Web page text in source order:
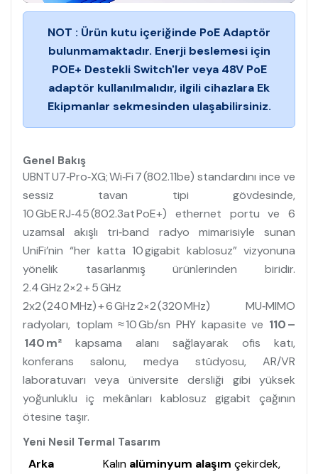
NOT : Ürün kutu içeriğinde PoE Adaptör
bulunmamaktadır. Enerji beslemesi için
POE+ Destekli Switch'ler veya 48V PoE
adaptör kullanılmalıdır, ilgili cihazlara Ek
Ekipmanlar sekmesinden ulaşabilirsiniz.
Genel Bakış
UBNT U7‑Pro‑XG; Wi‑Fi 7 (802.11be) standardını ince ve
sessiz tavan tipi gövdesinde,
10 GbE RJ‑45 (802.3at PoE+) ethernet portu ve 6
uzamsal akışlı tri‑band radyo mimarisiyle sunan
UniFi’nin “her katta 10 gigabit kablosuz” vizyonuna
yönelik tasarlanmış ürünlerinden biridir.
2.4 GHz 2×2 + 5 GHz
2x2 (240 MHz) + 6 GHz 2×2 (320 MHz) MU‑MIMO
radyoları, toplam ≈ 10 Gb/sn PHY kapasite ve 110 –
140 m² kapsama alanı sağlayarak ofis katı,
konferans salonu, medya stüdyosu, AR/VR
laboratuvarı veya üniversite dersliği gibi yüksek
yoğunluklu iç mekânları kablosuz gigabit çağının
ötesine taşır.
Yeni Nesil Termal Tasarım
Arka
Kalın alüminyum alaşım çekirdek,